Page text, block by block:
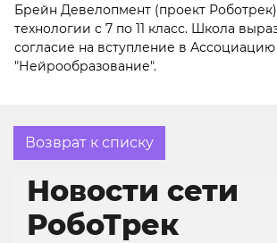
Брейн Девелопмент (проект
технологии с 7 по 11 класс. Школа
согласие на вступление в Ассоциацию
"Нейрообразование".
Возврат к списку
Новости сети
РобоТрек